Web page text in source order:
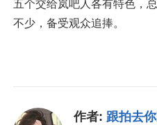
五个交给岚吧人各有特色，
不少，备受观众追捧。
作者: 跟拍去